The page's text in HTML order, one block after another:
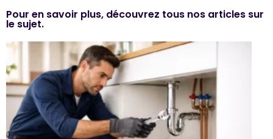
Pour en savoir plus, découvrez tous nos articles sur
le sujet.